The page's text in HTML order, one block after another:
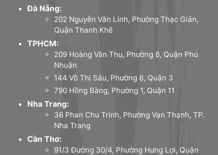
Đà Nẵng:
202 Nguyễn Văn Linh, Phường Thạc Gián,
Quận Thanh Khê
TPHCM:
209 Hoàng Văn Thụ, Phường 8, Quận Phú
Nhuận
144 Võ Thị Sáu, Phường 8, Quận 3
790 Hồng Bàng, Phường 1, Quận 11
Nha Trang:
36 Phan Chu Trinh, Phường Vạn Thạnh, TP.
Nha Trang
Cần Thơ:
91/3 Đường 30/4, Phường Hưng Lợi, Quận